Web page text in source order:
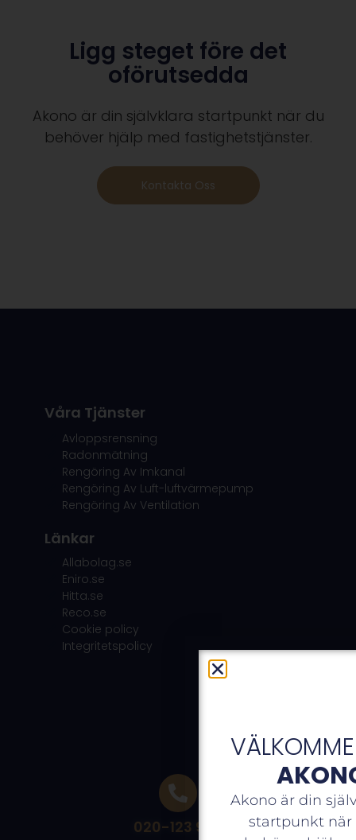
Ligg steget före det
oförutsedda
Akono är din självklara startpunkt när du
behöver hjälp med fastighetstjänster.
Kontakta Oss
Våra Tjänster
Avloppsrensning
Radonmätning
Rengöring Av Imkanal
Rengöring Av Luft-luftvärmepump
Rengöring Av Ventilation
Länkar
Allabolag.se
Eniro.se
Hitta.se
Reco.se
Cookie policy
Integritetspolicy
020-123 900
Akono är din
startpunkt när